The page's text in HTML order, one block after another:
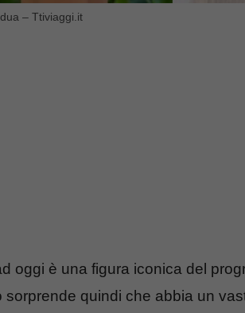
– Ttiviaggi.it
oggi è una figura iconica del
sorprende quindi che abbia un